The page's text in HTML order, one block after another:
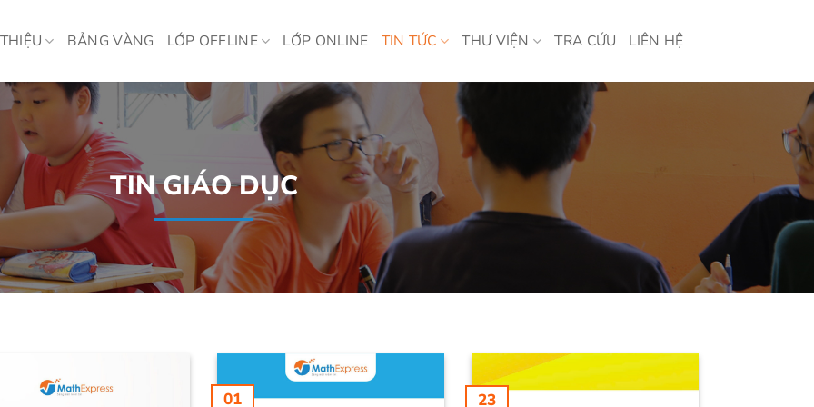
BẢNG VÀNG LỚP OFFLINE LỚP ONLINE TIN TỨC THƯ VIỆN TRA CỨU LIÊN HỆ
TIN GIÁO DỤC
01 23